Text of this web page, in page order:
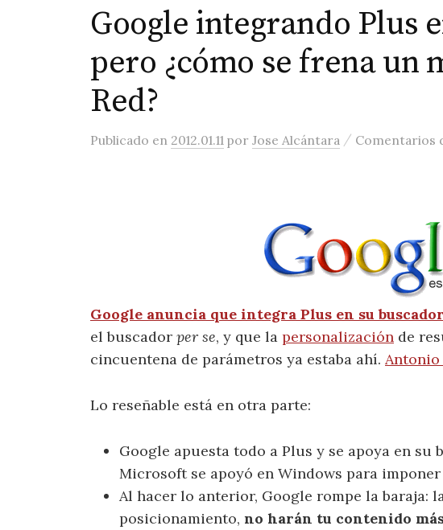
Google integrando Plus
pero ¿cómo se frena un
Red?
Publicado en 2012.01.11 por Jose Alcántara / Comentarios
Google anuncia que integra Plus en su buscador
el buscador per se, y que la personalización de
cincuentena de parámetros ya estaba ahí.
Lo reseñable está en otra parte:
Google apuesta todo a Plus y se apoya en su
Microsoft se apoyó en Windows para
Al hacer lo anterior, Google rompe la baraja:
posicionamiento, no harán tu contenido